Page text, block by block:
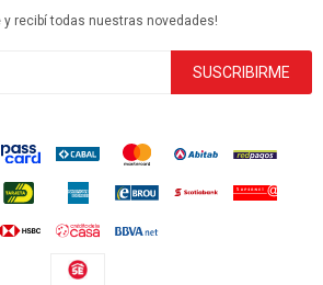
y recibí todas nuestras novedades!
SUSCRIBIRME